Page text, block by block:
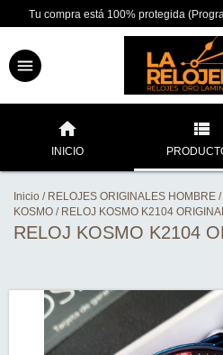
Tu compra está 100% protegida
INICIO
Inicio / RELOJES ORIGINALES HOMBRE /
KOSMO / RELOJ KOSMO K2104
RELOJ KOSMO K2104